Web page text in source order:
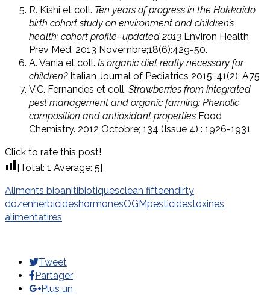
R. Kishi et coll. Ten years of progress in the Hokkaido
birth cohort study on environment and children’s
health: cohort profile–updated 2013 Environ Health
Prev Med. 2013 Novembre;18(6):429-50.
A. Vania et coll. Is organic diet really necessary for
children?Italian Journal of Pediatrics 2015; 41(2): A75
V.C. Fernandes et coll. Strawberries from integrated
pest management and organic farming: Phenolic
composition and antioxidant properties Food
Chemistry. 2012 Octobre; 134 (Issue 4) : 1926-1931
Click to rate this post!
[Total: 1 Average: 5]
Aliments bioanitibiotiquesclean fifteendirty
dozenherbicideshormonesOGMpesticidestoxines
alimentatires
Tweet
Partager
Plus un